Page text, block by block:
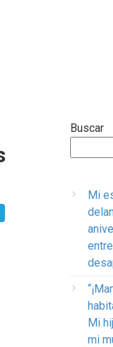
Buscar
Mi
Mi
mi